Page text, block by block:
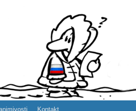
Kontakt